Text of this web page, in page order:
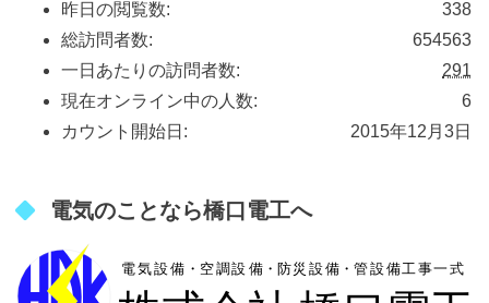
338
昨日の閲覧数:
654563
総訪問者数:
291
一日あたりの訪問者数:
6
現在オンライン中の人数:
2015年12月3日
カウント開始日:
電気のことなら橋口電工へ